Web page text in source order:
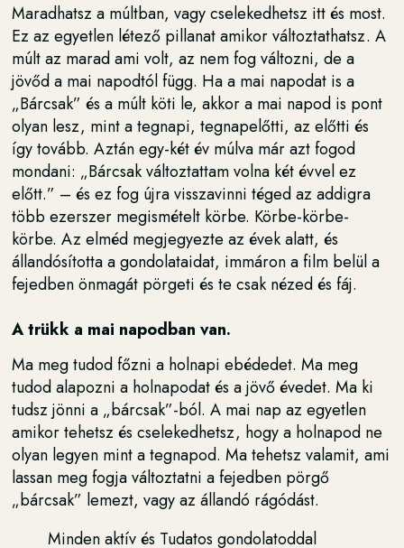
Maradhatsz a múltban, vagy cselekedhetsz itt és most.
Ez az egyetlen létező pillanat amikor változtathatsz. A
múlt az marad ami volt, az nem fog változni, de a
jövőd a mai napodtól függ. Ha a mai napodat is a
„Bárcsak” és a múlt köti le, akkor a mai napod is pont
olyan lesz, mint a tegnapi, tegnapelőtti, az előtti és
így tovább. Aztán egy-két év múlva már azt fogod
mondani: „Bárcsak változtattam volna két évvel ez
előtt.” – és ez fog újra visszavinni téged az addigra
több ezerszer megismételt körbe. Körbe-körbe-
körbe. Az elméd megjegyezte az évek alatt, és
állandósította a gondolataidat, immáron a film belül a
fejedben önmagát pörgeti és te csak nézed és fáj.
A trükk a mai napodban van.
Ma meg tudod főzni a holnapi ebédedet. Ma meg
tudod alapozni a holnapodat és a jövő évedet. Ma ki
tudsz jönni a „bárcsak”-ból. A mai nap az egyetlen
amikor tehetsz és cselekedhetsz, hogy a holnapod ne
olyan legyen mint a tegnapod. Ma tehetsz valamit, ami
lassan meg fogja változtatni a fejedben pörgő
„bárcsak” lemezt, vagy az állandó rágódást.
Minden aktív és Tudatos gondolatoddal